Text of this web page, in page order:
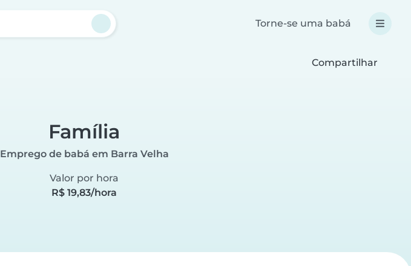
Torne-se uma babá
Compartilhar
Família
Emprego de babá em Barra Velha
Valor por hora
R$ 19,83/hora